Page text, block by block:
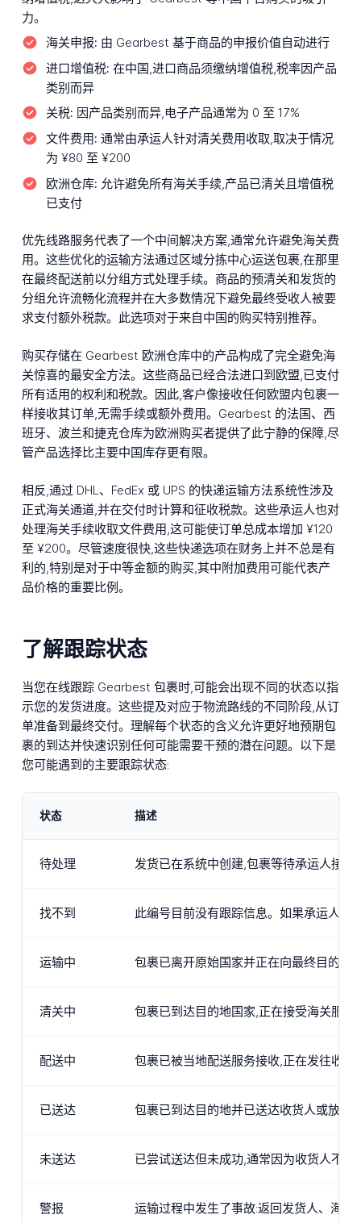
力。
海关申报: 由 Gearbest 基于商品的申报价值自动进行
进口增值税: 在中国,进口商品须缴纳增值税,税率因产品
类别而异
关税: 因产品类别而异,电子产品通常为 0 至 17%
文件费用: 通常由承运人针对清关费用收取,取决于情况
为 ¥80 至 ¥200
欧洲仓库: 允许避免所有海关手续,产品已清关且增值税
已支付
优先线路服务代表了一个中间解决方案,通常允许避免海关费
用。这些优化的运输方法通过区域分拣中心运送包裹,在那里
在最终配送前以分组方式处理手续。商品的预清关和发货的
分组允许流畅化流程并在大多数情况下避免最终受收人被要
求支付额外税款。此选项对于来自中国的购买特别推荐。
购买存储在 Gearbest 欧洲仓库中的产品构成了完全避免海
关惊喜的最安全方法。这些商品已经合法进口到欧盟,已支付
所有适用的权利和税款。因此,客户像接收任何欧盟内包裹一
样接收其订单,无需手续或额外费用。Gearbest 的法国、西
班牙、波兰和捷克仓库为欧洲购买者提供了此宁静的保障,尽
管产品选择比主要中国库存更有限。
相反,通过 DHL、FedEx 或 UPS 的快递运输方法系统性涉及
正式海关通道,并在交付时计算和征收税款。这些承运人也对
处理海关手续收取文件费用,这可能使订单总成本增加 ¥120
至 ¥200。尽管速度很快,这些快递选项在财务上并不总是有
利的,特别是对于中等金额的购买,其中附加费用可能代表产
品价格的重要比例。
了解跟踪状态
当您在线跟踪 Gearbest 包裹时,可能会出现不同的状态以指
示您的发货进度。这些提及对应于物流路线的不同阶段,从订
单准备到最终交付。理解每个状态的含义允许更好地预期包
裹的到达并快速识别任何可能需要干预的潜在问题。以下是
您可能遇到的主要跟踪状态:
状态 描述
待处理 发货已在系统中创建,包裹等待承运人接
找不到 此编号目前没有跟踪信息。如果承运人尚
运输中 包裹已离开原始国家并正在向最终目的地
清关中 包裹已到达目的地国家,正在接受海关服
配送中 包裹已被当地配送服务接收,正在发往收
已送达 包裹已到达目的地并已送达收货人或放在
未送达 已尝试送达但未成功,通常因为收货人不
警报 运输过程中发生了事故:返回发货人、海